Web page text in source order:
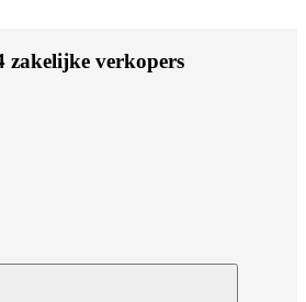
zakelijke verkopers